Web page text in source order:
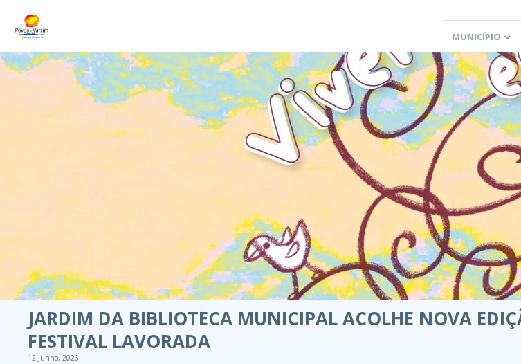
MUNICÍPIO
JARDIM DA BIBLIOTECA MUNICIPAL ACOLHE NOVA
FESTIVAL LAVORADA
12 Junho, 2026